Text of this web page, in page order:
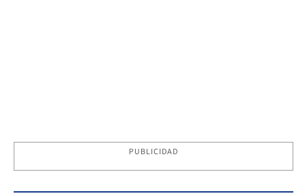
PUBLICIDAD